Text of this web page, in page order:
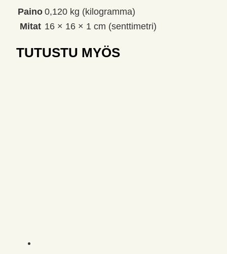
Paino 0,120 kg (kilogramma)
Mitat 16 × 16 × 1 cm (senttimetri)
TUTUSTU MYÖS